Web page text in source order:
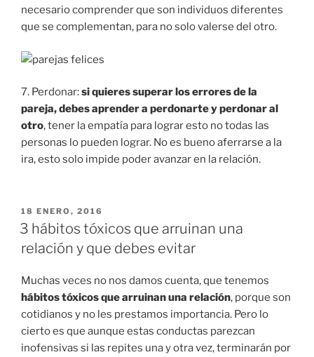
necesario comprender que son individuos diferentes
que se complementan, para no solo valerse del otro.
7. Perdonar:si quieres superar los errores de la
pareja, debes aprender a perdonarte y perdonar al
otro, tener la empatía para lograr esto no todas las
personas lo pueden lograr. No es bueno aferrarse a la
ira, esto solo impide poder avanzar en la relación.
PUBLICADO
EN
18 ENERO, 2016
3 hábitos tóxicos que arruinan una
relación y que debes evitar
Muchas veces no nos damos cuenta, que tenemos
hábitos tóxicos que arruinan una relación, porque son
cotidianos y no les prestamos importancia. Pero lo
cierto es que aunque estas conductas parezcan
inofensivas si las repites una y otra vez, terminarán por